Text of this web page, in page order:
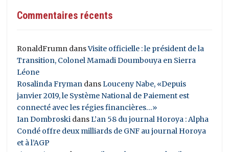
Commentaires récents
RonaldFrumn dansVisite officielle : le président de la
Transition, Colonel Mamadi Doumbouya en Sierra
Léone
Rosalinda Fryman dansLouceny Nabe, «Depuis
janvier 2019, le Système National de Paiement est
connecté avec les régies financières…»
Ian Dombroski dansL’an 58 du journal Horoya : Alpha
Condé offre deux milliards de GNF au journal Horoya
et à l’AGP